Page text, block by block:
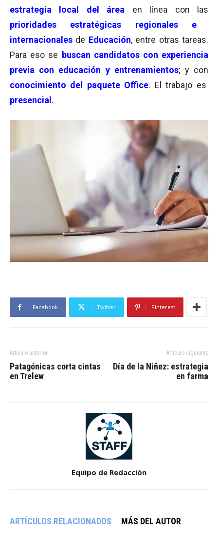
estrategia local del área
en línea con las
prioridades estratégicas regionales e
internacionales de Educación, entre otras tareas.
Para eso se buscan candidatos con experiencia
previa con educación y entrenamientos; y con
conocimiento del paquete Office. El trabajo es
presencial .
Facebook Twitter Pinterest
Artículo anterior
Patagónicas corta cintas
en Trelew
Artículo siguiente
Día de la Niñez: estrategia
en farma
Equipo de Redacción
ARTÍCULOS RELACIONADOS MÁS DEL AUTOR